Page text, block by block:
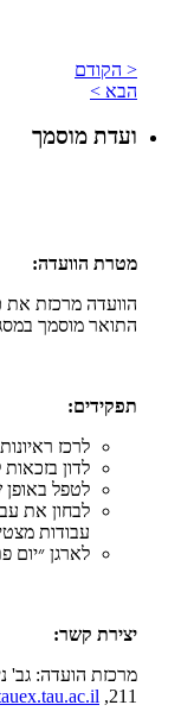
< הקודם
הבא >
ועדת מוסמך
מטרת הוועדה:
הוועדה מרכזת את
התואר מוסמך
תפקידים:
לרכז
לדון
לטפל
לבחון את
עבודות
לארגן ״יום
יצירת קשר:
211,